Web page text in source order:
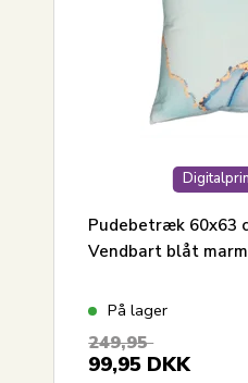
Pudebetræk 60x63
Vendbart blåt
På lager
249,95
99,95 DKK